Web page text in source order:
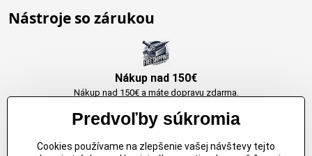
Nástroje so zárukou
Nákup nad 150€
Nákup nad 150€ a máte dopravu zdarma.
Predvoľby súkromia
Cookies používame na zlepšenie vašej návštevy tejto